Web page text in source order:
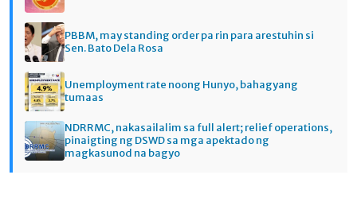
PBBM, may standing order pa rin para arestuhin si
Sen. Bato Dela Rosa
Unemployment rate noong Hunyo, bahagyang
tumaas
NDRRMC, nakasailalim sa full alert; relief operations,
pinaigting ng DSWD sa mga apektado ng
magkasunod na bagyo